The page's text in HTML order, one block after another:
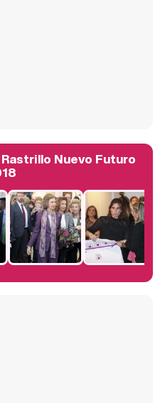
Belén Esteban: "Estoy emocionada, muy contenta y muy feliz por llegar a RTVE"
Manu Baqueiro: "Tuve como referente a Bruce Willis en 'Luz de Luna' para mi trabajo en la serie 'Perdiendo el juicio'"
Nuevo Futuro